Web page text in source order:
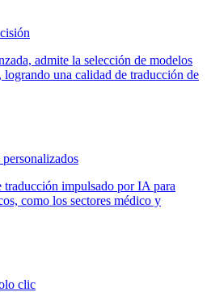
admite la selección de modelos
una calidad de traducción de
traducción impulsado por IA para
como los sectores médico y
clic